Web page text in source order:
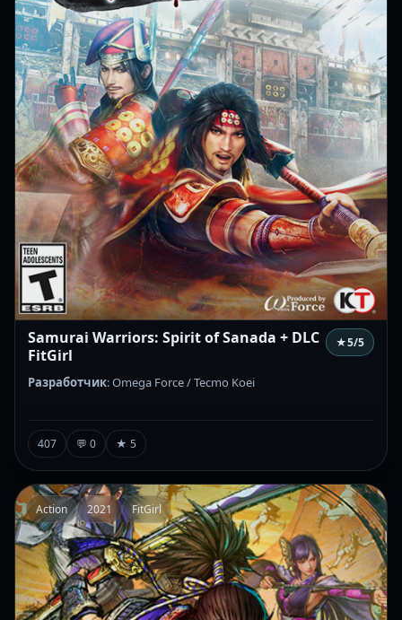
Samurai Warriors: Spirit of Sanada + DLC
FitGirl
★5/5
Разработчик: Omega Force / Tecmo Koei
407 💬 0 ★ 5
Action 2021 FitGirl